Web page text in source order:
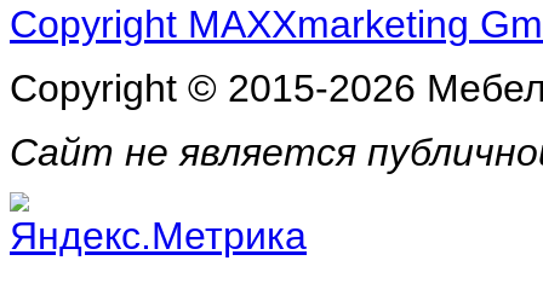
Copyright MAXXmarketing
Copyright © 2015-2026
Сайт не является